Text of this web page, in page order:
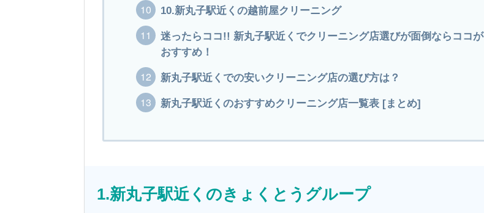
10.新丸子駅近くの越前屋クリーニング
迷ったらココ!! 新丸子駅近くでクリーニング店選びが面倒ならココが
おすすめ！
新丸子駅近くでの安いクリーニング店の選び方は？
新丸子駅近くのおすすめクリーニング店一覧表 [まとめ]
1.新丸子駅近くのきょくとうグループ